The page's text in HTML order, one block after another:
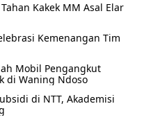
Kakek MM Asal Elar
Kemenangan Tim
Mobil Pengangkut
di Waning Ndoso
di NTT, Akademisi